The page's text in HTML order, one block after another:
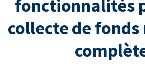
fonctionnalités
collecte de